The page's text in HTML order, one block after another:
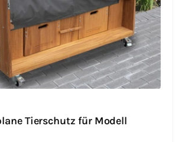
Tierschutz für Modell